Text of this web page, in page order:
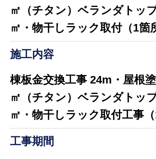
㎡（チタン）ベランダトッ
㎡・物干しラック取付（1箇
施工内容
棟板金交換工事 24m・屋根
㎡（チタン）ベランダトッ
㎡・物干しラック取付工事（
工事期間